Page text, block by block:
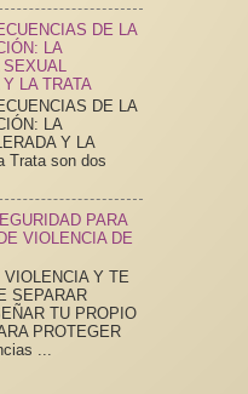
DE LA
LA
SEXUAL
LA TRATA
DE LA
LA
Y LA
Trata son dos
PARA
VIOLENCIA DE
Y TE
SEPARAR
TU PROPIO
PROTEGER
...